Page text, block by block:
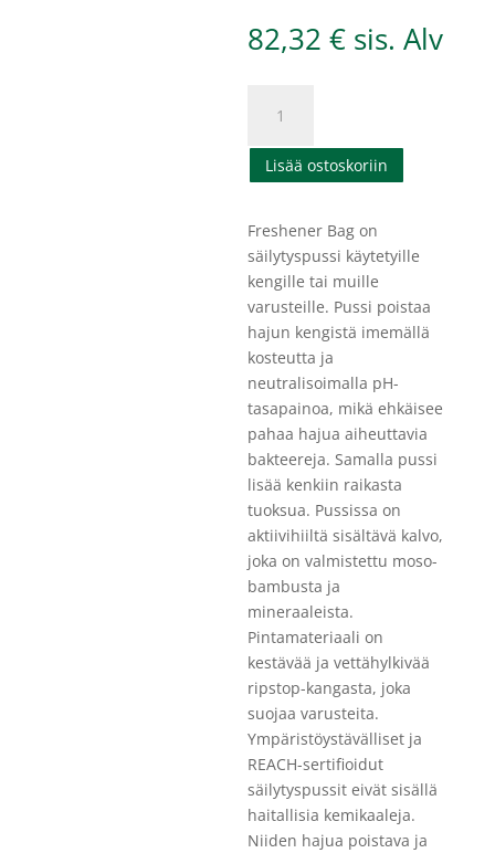
82,32 € sis. Alv
Freshener
Bag
3
PACK
määrä
Lisää ostoskoriin
Freshener Bag on
säilytyspussi käytetyille
kengille tai muille
varusteille. Pussi poistaa
hajun kengistä imemällä
kosteutta ja
neutralisoimalla pH-
tasapainoa, mikä ehkäisee
pahaa hajua aiheuttavia
bakteereja. Samalla pussi
lisää kenkiin raikasta
tuoksua. Pussissa on
aktiivihiiltä sisältävä kalvo,
joka on valmistettu moso-
bambusta ja
mineraaleista.
Pintamateriaali on
kestävää ja vettähylkivää
ripstop-kangasta, joka
suojaa varusteita.
Ympäristöystävälliset ja
REACH-sertifioidut
säilytyspussit eivät sisällä
haitallisia kemikaaleja.
Niiden hajua poistava ja